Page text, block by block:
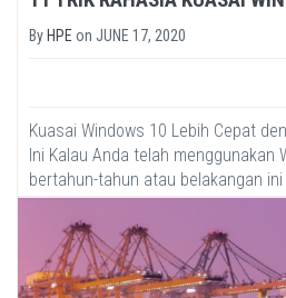
By HPE on JUNE 17, 2020
Kuasai Windows 10 Lebih Cepat
Ini Kalau Anda telah menggunakan
bertahun-tahun atau belakangan
upgrade, ada...